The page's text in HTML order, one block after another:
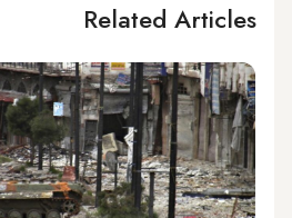
Related Articles